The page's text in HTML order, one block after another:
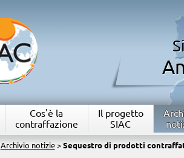
Cos'è la
contraffazione
Il progetto
SIAC
Archivio notizie> Sequestro di prodotti